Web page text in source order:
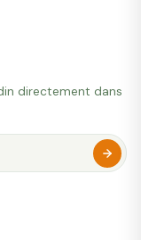
directement dans